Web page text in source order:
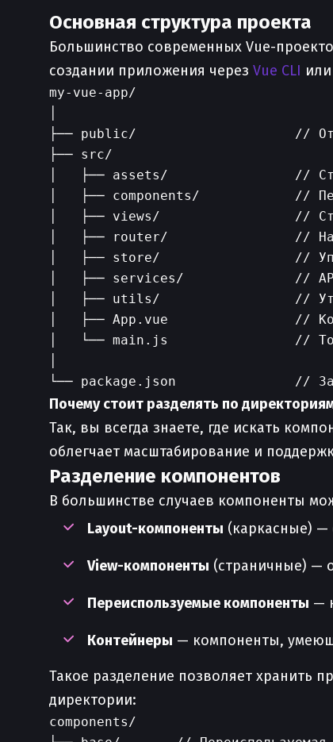
Основная структура проекта
Большинство современных Vue-
создании приложения через Vue CLI или
my-vue-app/
├── public/                    //
├── src/
│   ├── assets/                //
│   ├── components/            //
│   ├── views/                 //
│   ├── router/                //
│   ├── store/                 //
│   ├── services/              // API-
│   ├── utils/                 //
│   ├── App.vue                //
│   └── main.js                // Точка
Почему стоит разделять по
Так, вы всегда знаете, где искать
облегчает масштабирование и
Разделение компонентов
В большинстве случаев компоненты
Layout-компоненты (каркасные) —
View-компоненты (страничные) —
Переиспользуемые компоненты —
Контейнеры — компоненты,
Такое разделение позволяет хранить
директории:
components/